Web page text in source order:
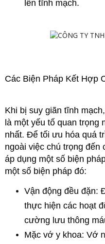
lên tĩnh mạch.
Các Biện Pháp Kết Hợp
Khi bị suy giãn tĩnh
là một yếu tố quan trọng
nhất. Để tối ưu hóa quá
ngoài việc chú trọng đến
áp dụng một số biện
một số biện pháp đó:
Vận động đều đặn:
thực hiện các hoạt
cường lưu thông
Mặc vớ y khoa: Vớ